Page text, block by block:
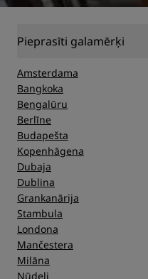
Pieprasīti galamērķi
Amsterdama
Bangkoka
Bengalūru
Berlīne
Budapešta
Kopenhāgena
Dubaja
Dublina
Grankanārija
Stambula
Londona
Mančestera
Milāna
Ņūdeli